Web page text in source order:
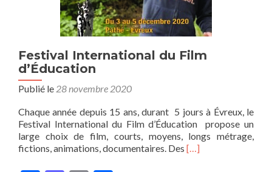
Festival International du Film
d’Éducation
Publié le 28 novembre 2020
Chaque année depuis 15 ans, durant 5 jours à Évreux, le
Festival International du Film d’Éducation propose un
large choix de film, courts, moyens, longs métrage,
fictions, animations, documentaires. Des En
[…]